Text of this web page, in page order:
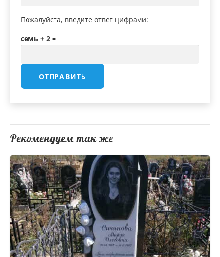
Пожалуйста, введите ответ цифрами:
семь + 2 =
Рекомендуем так же